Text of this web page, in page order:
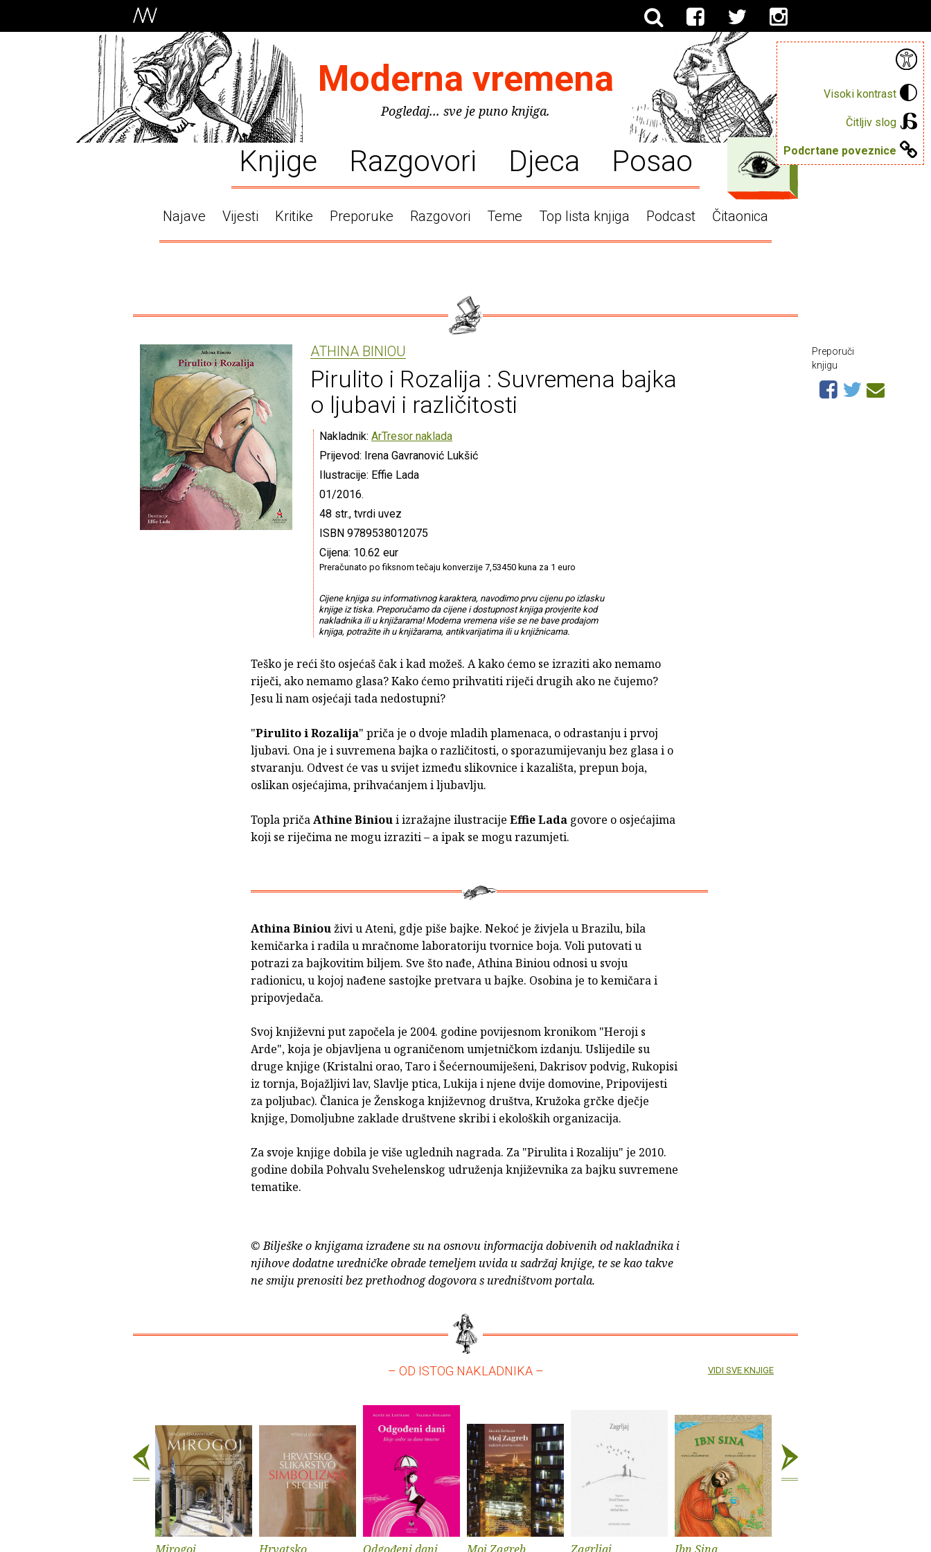
Visoki kontrast
Čitljiv slog
Podcrtane poveznice
Moderna vremena
Pogledaj... sve je puno knjiga.
Knjige Razgovori Djeca Posao
Najave Vijesti Kritike Preporuke Razgovori Teme Top lista knjiga Podcast Čitaonica
ATHINA BINIOU
Pirulito i Rozalija : Suvremena bajka
o ljubavi i različitosti
Nakladnik: ArTresor naklada
Prijevod: Irena Gavranović Lukšić
Ilustracije: Effie Lada
01/2016.
48 str., tvrdi uvez
ISBN 9789538012075
Cijena: 10.62 eur
Preračunato po fiksnom tečaju konverzije 7,53450 kuna za 1 euro
Cijene knjiga su informativnog karaktera, navodimo prvu cijenu po izlasku
knjige iz tiska. Preporučamo da cijene i dostupnost knjiga provjerite kod
nakladnika ili u knjižarama! Moderna vremena više se ne bave prodajom
knjiga, potražite ih u knjižarama, antikvarijatima ili u knjižnicama.
Teško je reći što osjećaš čak i kad možeš. A kako ćemo se izraziti ako nemamo
riječi, ako nemamo glasa? Kako ćemo prihvatiti riječi drugih ako ne čujemo?
Jesu li nam osjećaji tada nedostupni?
"Pirulito i Rozalija" priča je o dvoje mladih plamenaca, o odrastanju i prvoj
ljubavi. Ona je i suvremena bajka o različitosti, o sporazumijevanju bez glasa i o
stvaranju. Odvest će vas u svijet između slikovnice i kazališta, prepun boja,
oslikan osjećajima, prihvaćanjem i ljubavlju.
Topla pričaAthine Binioui izražajne ilustracije Effie Lada govore o osjećajima
koji se riječima ne mogu izraziti – a ipak se mogu razumjeti.
Athina Biniouživi u Ateni, gdje piše bajke. Nekoć je živjela u Brazilu, bila
kemičarka i radila u mračnome laboratoriju tvornice boja. Voli putovati u
potrazi za bajkovitim biljem. Sve što nađe, Athina Biniou odnosi u svoju
radionicu, u kojoj nađene sastojke pretvara u bajke. Osobina je to kemičara i
pripovjedača.
Svoj književni put započela je 2004. godine povijesnom kronikom "Heroji s
Arde", koja je objavljena u ograničenom umjetničkom izdanju. Uslijedile su
druge knjige (Kristalni orao, Taro i Šećernoumiješeni, Dakrisov podvig, Rukopisi
iz tornja, Bojažljivi lav, Slavlje ptica, Lukija i njene dvije domovine, Pripovijesti
za poljubac). Članica je Ženskoga književnog društva, Kružoka grčke dječje
knjige, Domoljubne zaklade društvene skribi i ekoloških organizacija.
Za svoje knjige dobila je više uglednih nagrada. Za "Pirulita i Rozaliju" je 2010.
godine dobila Pohvalu Svehelenskog udruženja književnika za bajku suvremene
tematike.
© Bilješke o knjigama izrađene su na osnovu informacija dobivenih od nakladnika i
njihove dodatne uredničke obrade temeljem uvida u sadržaj knjige, te se kao takve
ne smiju prenositi bez prethodnog dogovora s uredništvom portala.
Preporuči
knjigu
– OD ISTOG NAKLADNIKA – VIDI SVE KNJIGE